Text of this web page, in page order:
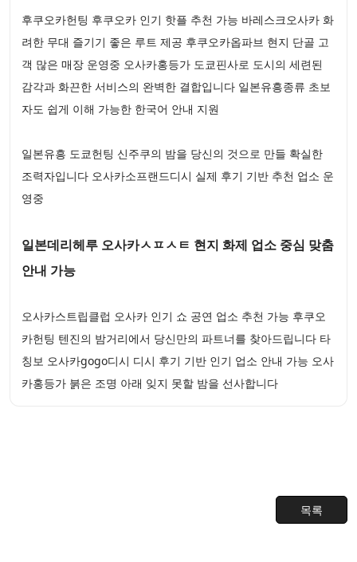
후쿠오카헌팅 후쿠오카 인기 핫플 추천 가능 바레스크오사카 화
려한 무대 즐기기 좋은 루트 제공 후쿠오카옵파브 현지 단골 고
객 많은 매장 운영중 오사카홍등가 도쿄핀사로 도시의 세련된
감각과 화끈한 서비스의 완벽한 결합입니다 일본유흥종류 초보
자도 쉽게 이해 가능한 한국어 안내 지원
일본유흥 도쿄헌팅 신주쿠의 밤을 당신의 것으로 만들 확실한
조력자입니다 오사카소프랜드디시 실제 후기 기반 추천 업소 운
영중
일본데리헤루 오사카ㅅㅍㅅㅌ 현지 화제 업소 중심 맞춤
안내 가능
오사카스트립클럽 오사카 인기 쇼 공연 업소 추천 가능 후쿠오
카헌팅 텐진의 밤거리에서 당신만의 파트너를 찾아드립니다 타
칭보 오사카gogo디시 디시 후기 기반 인기 업소 안내 가능 오사
카홍등가 붉은 조명 아래 잊지 못할 밤을 선사합니다
목록